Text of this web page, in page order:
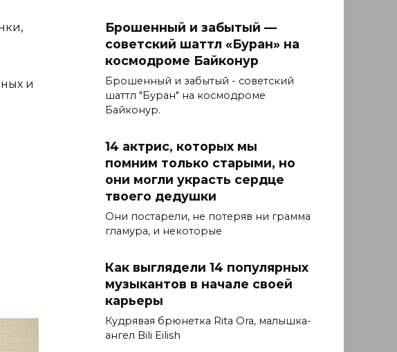
и
Брошенный и забытый —
советский шаттл «Буран» на
космодроме Байконур
Брошенный и забытый - советский
шаттл "Буран" на космодроме
Байконур.
14 актрис, которых мы
помним только старыми, но
они могли украсть сердце
твоего дедушки
Они постарели, не потеряв ни грамма
гламура, и некоторые
Как выглядели 14 популярных
музыкантов в начале своей
карьеры
Кудрявая брюнетка Rita Ora, малышка-
ангел Bili Eilish